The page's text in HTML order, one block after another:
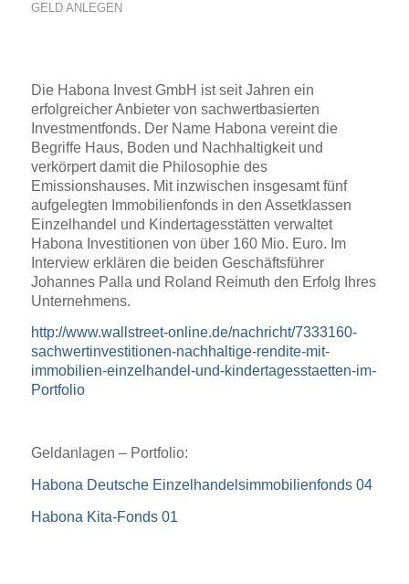
GELD ANLEGEN
Die Habona Invest GmbH ist seit Jahren ein
erfolgreicher Anbieter von sachwertbasierten
Investmentfonds. Der Name Habona vereint die
Begriffe Haus, Boden und Nachhaltigkeit und
verkörpert damit die Philosophie des
Emissionshauses. Mit inzwischen insgesamt fünf
aufgelegten Immobilienfonds in den Assetklassen
Einzelhandel und Kindertagesstätten verwaltet
Habona Investitionen von über 160 Mio. Euro. Im
Interview erklären die beiden Geschäftsführer
Johannes Palla und Roland Reimuth den Erfolg Ihres
Unternehmens.
http://www.wallstreet-online.de/nachricht/7333160-
sachwertinvestitionen-nachhaltige-rendite-mit-
immobilien-einzelhandel-und-kindertagesstaetten-im-
Portfolio
Geldanlagen – Portfolio:
Habona Deutsche Einzelhandelsimmobilienfonds 04
Habona Kita-Fonds 01